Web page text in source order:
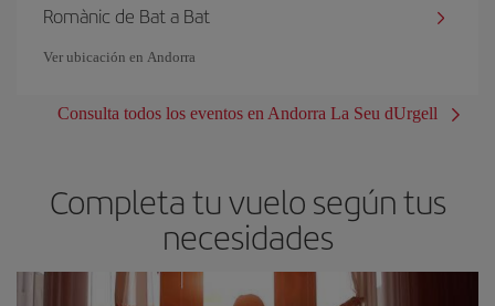
Romànic de Bat a Bat
Ver ubicación en Andorra
Consulta todos los eventos en Andorra La Seu dUrgell
Completa tu vuelo según tus
necesidades